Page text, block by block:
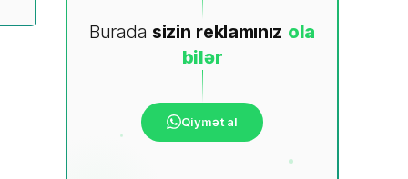
Burada sizin reklamınız ola
bilər
Qiymət al